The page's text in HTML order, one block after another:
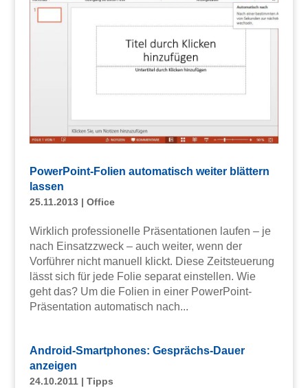
PowerPoint-Folien automatisch weiter blättern
lassen
25.11.2013| Office
Wirklich professionelle Präsentationen laufen – je
nach Einsatzzweck – auch weiter, wenn der
Vorführer nicht manuell klickt. Diese Zeitsteuerung
lässt sich für jede Folie separat einstellen. Wie
geht das? Um die Folien in einer PowerPoint-
Präsentation automatisch nach...
Android-Smartphones: Gesprächs-Dauer
anzeigen
24.10.2011| Tipps